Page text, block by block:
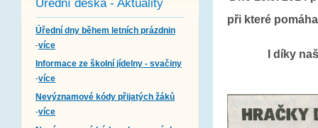
Úřední deska - Aktuality
Úřední dny během letních prázdnin
-více
Informace ze školní jídelny - svačiny
-více
Nevýznamové kódy přijatých žáků
-více
při které
I díky